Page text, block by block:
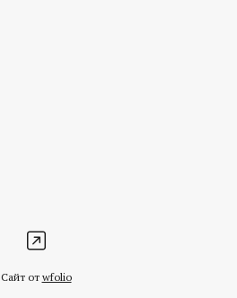
Сайт от wfolio